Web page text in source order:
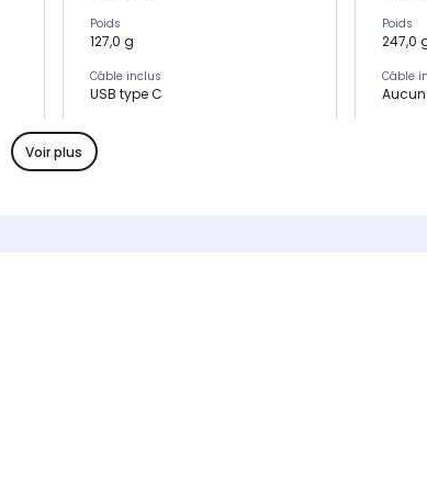
Poids
127,0 g
Câble inclus
USB type C
2 ports USB
Poids
247,0
Câble
Aucun
Voir plus